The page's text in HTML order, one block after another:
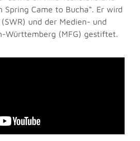
Spring Came to Bucha“. Er wird
und der Medien- und
Württemberg (MFG) gestiftet.